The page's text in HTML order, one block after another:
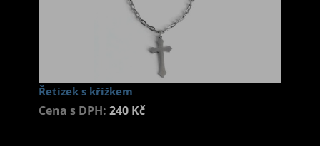
Řetízek s křížkem
Cena s DPH: 240 Kč